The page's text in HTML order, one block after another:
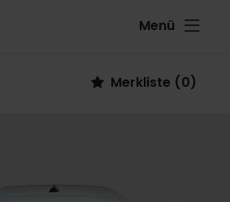
Menü
Merkliste (0)